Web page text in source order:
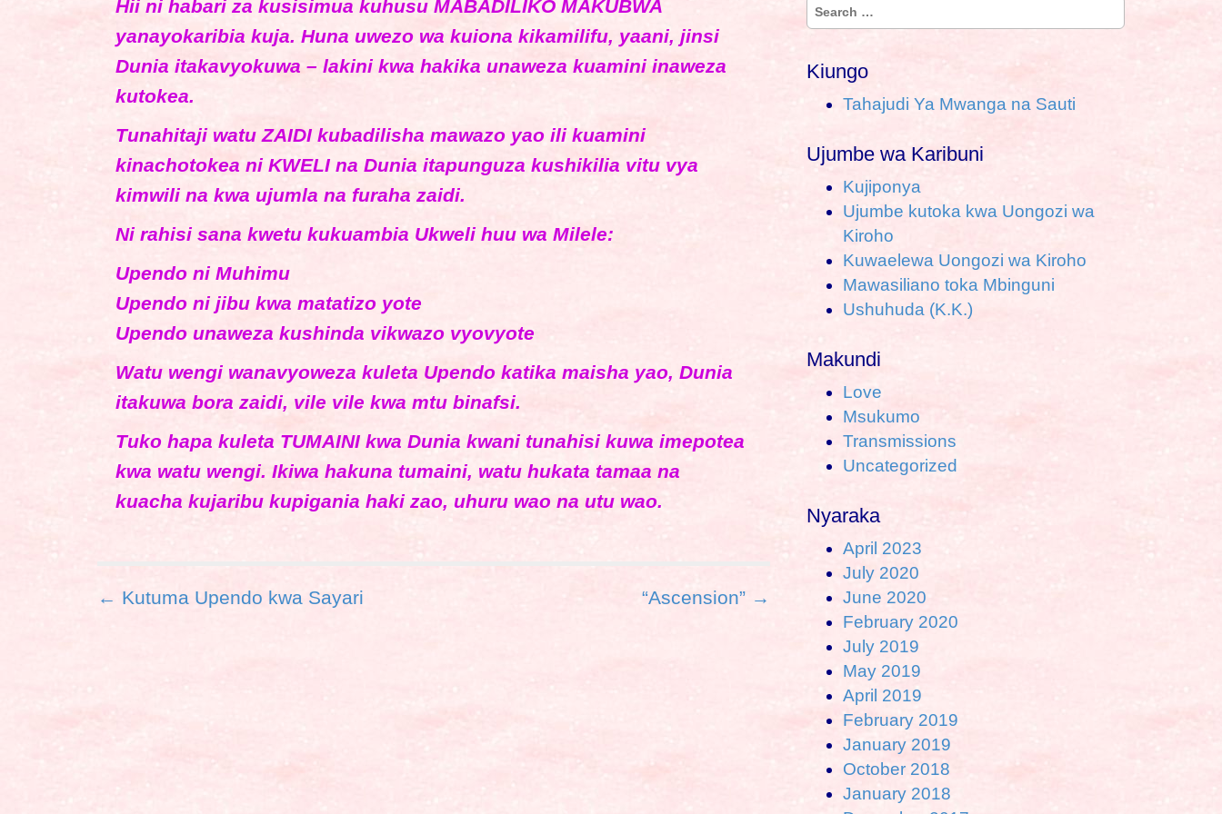
Hii ni habari za kusisimua kuhusu MABADILIKO MAKUBWA
yanayokaribia kuja. Huna uwezo wa kuiona kikamilifu, yaani, jinsi
Dunia itakavyokuwa – lakini kwa hakika unaweza kuamini inaweza
kutokea.
Tunahitaji watu ZAIDI kubadilisha mawazo yao ili kuamini
kinachotokea ni KWELI na Dunia itapunguza kushikilia vitu vya
kimwili na kwa ujumla na furaha zaidi.
Ni rahisi sana kwetu kukuambia Ukweli huu wa Milele:
Upendo ni Muhimu
Upendo ni jibu kwa matatizo yote
Upendo unaweza kushinda vikwazo vyovyote
Watu wengi wanavyoweza kuleta Upendo katika maisha yao, Dunia
itakuwa bora zaidi, vile vile kwa mtu binafsi.
Tuko hapa kuleta TUMAINI kwa Dunia kwani tunahisi kuwa imepotea
kwa watu wengi. Ikiwa hakuna tumaini, watu hukata tamaa na
kuacha kujaribu kupigania haki zao, uhuru wao na utu wao.
P
← Kutuma Upendo kwa Sayari “Ascension” →
S
e
r
f
Kiungo
Tahajudi Ya Mwanga na Sauti
Ujumbe wa Karibuni
Kujiponya
Ujumbe kutoka kwa Uongozi wa
Kiroho
Kuwaelewa Uongozi wa Kiroho
Mawasiliano toka Mbinguni
Ushuhuda (K.K.)
Makundi
Love
Msukumo
Transmissions
Uncategorized
Nyaraka
April 2023
July 2020
June 2020
February 2020
July 2019
May 2019
April 2019
February 2019
January 2019
October 2018
January 2018